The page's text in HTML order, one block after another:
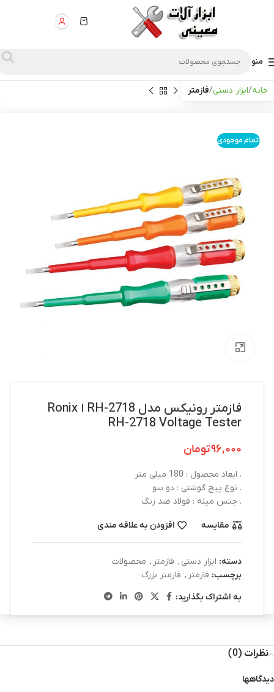
منو
خانه ابزار دستی فازمتر
اتمام موجودی
فازمتر رونیکس مدل RH-2718 ا Ronix
RH-2718 Voltage Tester
۹۶,۰۰۰تومان
. ابعاد محصول : 180 میلی متر
. نوع پیچ گوشتی : دو سو
. جنس میله : فولاد ضد زنگ
مقایسه افزودن به علاقه مندی
دسته: ابزار دستی , فازمتر , محصولات
برچسب: فازمتر , فازمتر بزرگ
به اشتراک بگذارید:
نظرات (0)
دیدگاهها